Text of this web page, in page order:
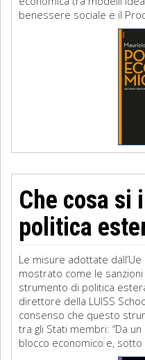
benessere sociale e il
Che cosa si
politica
Le misure adottate
mostrato come le
strumento di politica
direttore della LUISS
consenso che questo
tra gli Stati membri: “Da
blocco economico e, sotto